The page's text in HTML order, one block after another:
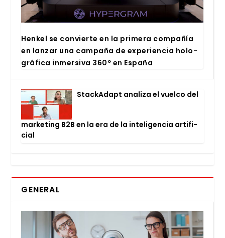
Hen­kel se con­vier­te en la pri­me­ra com­pa­ñía
en lan­zar una cam­pa­ña de expe­rien­cia holo­
grá­fi­ca inmer­si­va 360º en Espa­ña
Stac­kA­dapt ana­li­za el vuel­co del
mar­ke­ting B2B en la era de la inte­li­gen­cia arti­fi­
cial
GENERAL